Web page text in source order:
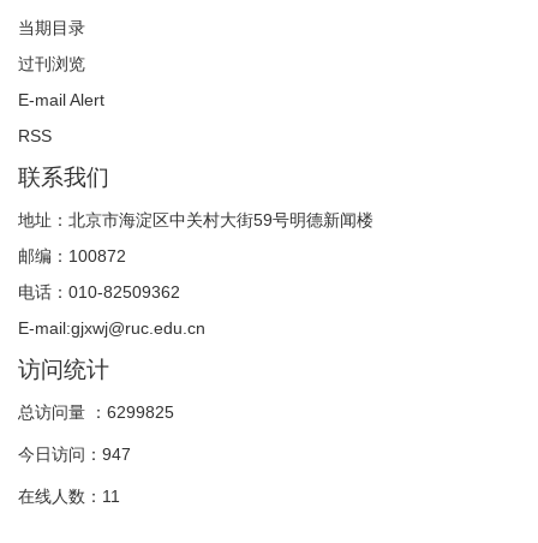
【本期话题】“网络社群研究”征稿公告（截稿时间2014年
6月1日）
“数智时代的流动性与具身传播”学术研讨会征稿启事
2026-06-01
【重要通知】请使用2025年版投稿须知与格式规范
2024-12-12
“数字媒介与乡村振兴”学术研讨会征稿启事
2024-11-20
《国际新闻界》审稿及编辑流程
2022-04-16
【重要提示】不能同时投两篇稿件
2020-05-26
当期目录
过刊浏览
E-mail Alert
RSS
联系我们
地址：北京市海淀区中关村大街59号明德新闻楼
邮编：100872
电话：010-82509362
E-mail:gjxwj@ruc.edu.cn
访问统计
总访问量 ： 6299825
今日访问： 947
在线人数： 11